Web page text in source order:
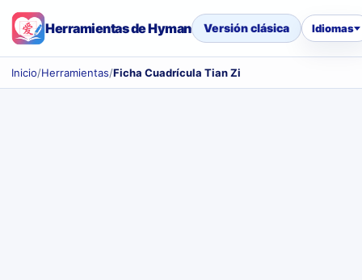
Herramientas de Hyman Versión clásica Idiomas
Inicio/Herramientas/Ficha Cuadrícula Tian Zi